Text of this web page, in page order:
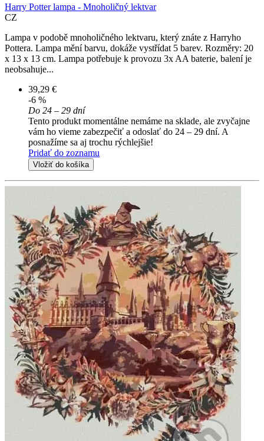
Harry Potter lampa - Mnoholičný lektvar
CZ
Lampa v podobě mnoholičného lektvaru, který znáte z Harryho
Pottera. Lampa mění barvu, dokáže vystřídat 5 barev. Rozměry: 20
x 13 x 13 cm. Lampa potřebuje k provozu 3x AA baterie, balení je
neobsahuje...
39,29 €
-6 %
Do 24 – 29 dní
Tento produkt momentálne nemáme na sklade, ale zvyčajne
vám ho vieme zabezpečiť a odoslať do 24 – 29 dní. A
posnažíme sa aj trochu rýchlejšie!
Pridať do zoznamu
Vložiť do košíka